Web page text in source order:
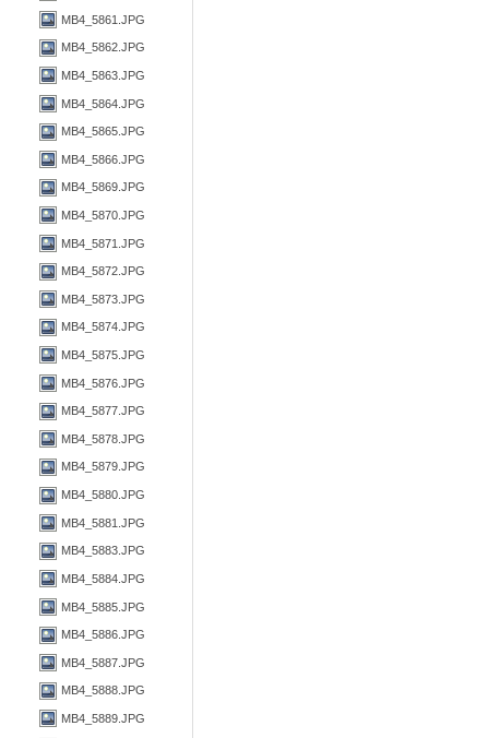
MB4_5861.JPG
MB4_5862.JPG
MB4_5863.JPG
MB4_5864.JPG
MB4_5865.JPG
MB4_5866.JPG
MB4_5869.JPG
MB4_5870.JPG
MB4_5871.JPG
MB4_5872.JPG
MB4_5873.JPG
MB4_5874.JPG
MB4_5875.JPG
MB4_5876.JPG
MB4_5877.JPG
MB4_5878.JPG
MB4_5879.JPG
MB4_5880.JPG
MB4_5881.JPG
MB4_5883.JPG
MB4_5884.JPG
MB4_5885.JPG
MB4_5886.JPG
MB4_5887.JPG
MB4_5888.JPG
MB4_5889.JPG